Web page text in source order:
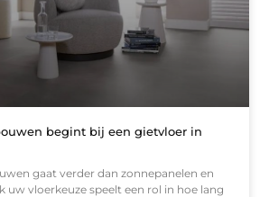
begint bij een gietvloer in
gaat verder dan zonnepanelen en
uw vloerkeuze speelt een rol in hoe lang